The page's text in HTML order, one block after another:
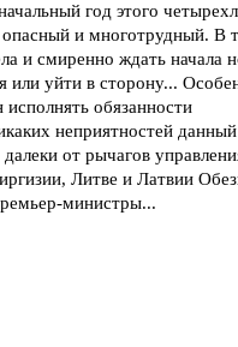
год этого
и многотрудный. В
и смиренно ждать начала
или уйти в сторону...
обязанности
неприятностей
от рычагов
Литве и Латвии
министры...